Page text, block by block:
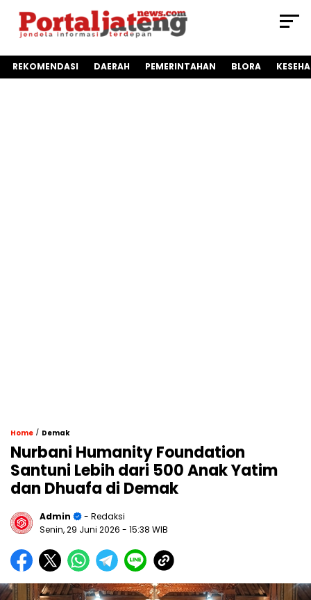
REKOMENDASI DAERAH PEMERINTAHAN BLORA
Home / Demak
Nurbani Humanity Foundation
Santuni Lebih dari 500 Anak Yatim
dan Dhuafa di Demak
Admin
- Redaksi
Senin, 29 Juni 2026 - 15:38 WIB